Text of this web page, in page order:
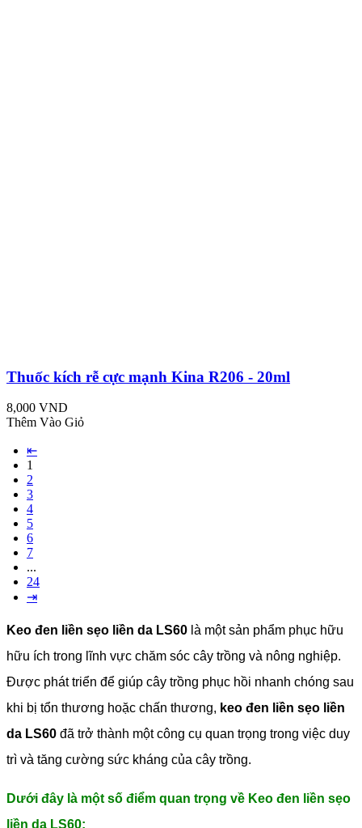
Thuốc kích rễ cực mạnh Kina R206 - 20ml
8,000 VND
Thêm Vào Giỏ
⇤
1
2
3
4
5
6
7
...
24
⇥
Keo đen liền sẹo liền da LS60 là một sản phẩm phục hữu
hữu ích trong lĩnh vực chăm sóc cây trồng và nông nghiệp.
Được phát triển để giúp cây trồng phục hồi nhanh chóng sau
khi bị tổn thương hoặc chấn thương, keo đen liền sẹo liền
da LS60 đã trở thành một công cụ quan trọng trong việc duy
trì và tăng cường sức kháng của cây trồng.
Dưới đây là một số điểm quan trọng về Keo đen liền sẹo
liền da LS60: